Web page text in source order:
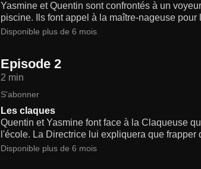
Yasmine et Quentin sont confrontés à un
piscine. Ils font appel à la maître-nageuse pour
Disponible plus de 6 mois
Episode 2
2 min
S'abonner
Les claques
Quentin et Yasmine font face à la Claqueuse
l'école. La Directrice lui expliquera que frapper
Disponible plus de 6 mois